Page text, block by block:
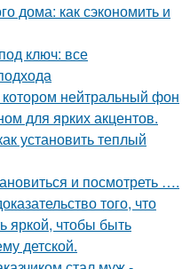
дома: как сэкономить и
ключ: все
нейтральный фон
для ярких акцентов.
установить теплый
и посмотреть ….
того, что
яркой, чтобы быть
детской.